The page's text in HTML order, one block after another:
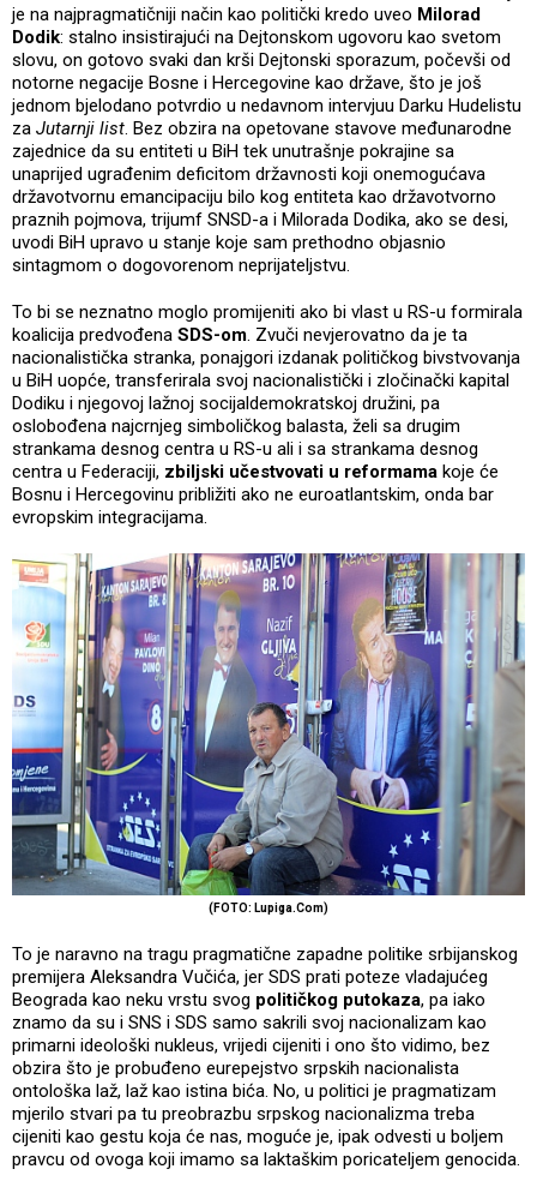
je na najpragmatičniji način kao politički kredo uveo Milorad
Dodik: stalno insistirajući na Dejtonskom ugovoru kao svetom
slovu, on gotovo svaki dan krši Dejtonski sporazum, počevši od
notorne negacije Bosne i Hercegovine kao države, što je još
jednom bjelodano potvrdio u nedavnom intervjuu Darku Hudelistu
za Jutarnji list. Bez obzira na opetovane stavove međunarodne
zajednice da su entiteti u BiH tek unutrašnje pokrajine sa
unaprijed ugrađenim deficitom državnosti koji onemogućava
državotvornu emancipaciju bilo kog entiteta kao državotvorno
praznih pojmova, trijumf SNSD-a i Milorada Dodika, ako se desi,
uvodi BiH upravo u stanje koje sam prethodno objasnio
sintagmom o dogovorenom neprijateljstvu.
To bi se neznatno moglo promijeniti ako bi vlast u RS-u formirala
koalicija predvođena SDS-om. Zvuči nevjerovatno da je ta
nacionalistička stranka, ponajgori izdanak političkog bivstvovanja
u BiH uopće, transferirala svoj nacionalistički i zločinački kapital
Dodiku i njegovoj lažnoj socijaldemokratskoj družini, pa
oslobođena najcrnjeg simboličkog balasta, želi sa drugim
strankama desnog centra u RS-u ali i sa strankama desnog
centra u Federaciji, zbiljski učestvovati u reformama koje će
Bosnu i Hercegovinu približiti ako ne euroatlantskim, onda bar
evropskim integracijama.
(FOTO: Lupiga.Com)
To je naravno na tragu pragmatične zapadne politike srbijanskog
premijera Aleksandra Vučića, jer SDS prati poteze vladajućeg
Beograda kao neku vrstu svog političkog putokaza, pa iako
znamo da su i SNS i SDS samo sakrili svoj nacionalizam kao
primarni ideološki nukleus, vrijedi cijeniti i ono što vidimo, bez
obzira što je probuđeno eurepejstvo srpskih nacionalista
ontološka laž, laž kao istina bića. No, u politici je pragmatizam
mjerilo stvari pa tu preobrazbu srpskog nacionalizma treba
cijeniti kao gestu koja će nas, moguće je, ipak odvesti u boljem
pravcu od ovoga koji imamo sa laktaškim poricateljem genocida.